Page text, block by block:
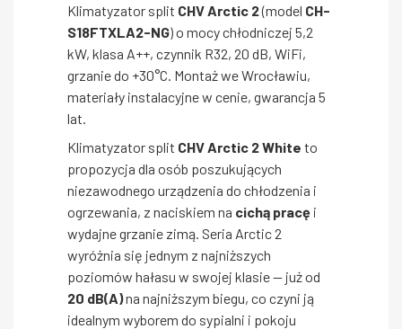
Klimatyzator split CHV Arctic 2(model CH-
S18FTXLA2-NG) o mocy chłodniczej 5,2
kW, klasa A++, czynnik R32, 20 dB, WiFi,
grzanie do +30°C. Montaż we Wrocławiu,
materiały instalacyjne w cenie, gwarancja 5
lat.
Klimatyzator split CHV Arctic 2 White to
propozycja dla osób poszukujących
niezawodnego urządzenia do chłodzenia i
ogrzewania, z naciskiem na cichą pracę i
wydajne grzanie zimą. Seria Arctic 2
wyróżnia się jednym z najniższych
poziomów hałasu w swojej klasie — już od
20 dB(A)na najniższym biegu, co czyni ją
idealnym wyborem do sypialni i pokoju